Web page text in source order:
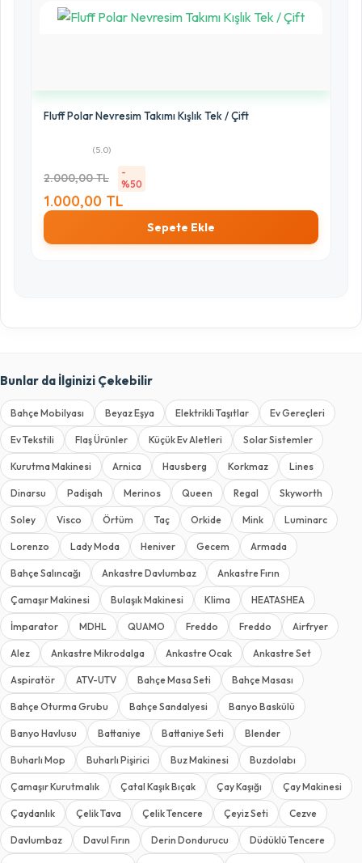
Fluff Polar Nevresim Takımı Kışlık Tek / Çift
(5.0)
2.000,00 TL
-
%50
1.000,00 TL
Sepete Ekle
Bunlar da İlginizi Çekebilir
Bahçe Mobilyası Beyaz Eşya Elektrikli Taşıtlar Ev Gereçleri
Ev Tekstili Flaş Ürünler Küçük Ev Aletleri Solar Sistemler
Kurutma Makinesi Arnica Hausberg Korkmaz Lines
Dinarsu Padişah Merinos Queen Regal Skyworth
Soley Visco Örtüm Taç Orkide Mink Luminarc
Lorenzo Lady Moda Heniver Gecem Armada
Bahçe Salıncağı Ankastre Davlumbaz Ankastre Fırın
Çamaşır Makinesi Bulaşık Makinesi Klima HEATASHEA
İmparator MDHL QUAMO Freddo Freddo Airfryer
Alez Ankastre Mikrodalga Ankastre Ocak Ankastre Set
Aspiratör ATV-UTV Bahçe Masa Seti Bahçe Masası
Bahçe Oturma Grubu Bahçe Sandalyesi Banyo Baskülü
Banyo Havlusu Battaniye Battaniye Seti Blender
Buharlı Mop Buharlı Pişirici Buz Makinesi Buzdolabı
Çamaşır Kurutmalık Çatal Kaşık Bıçak Çay Kaşığı Çay Makinesi
Çaydanlık Çelik Tava Çelik Tencere Çeyiz Seti Cezve
Davlumbaz Davul Fırın Derin Dondurucu Düdüklü Tencere